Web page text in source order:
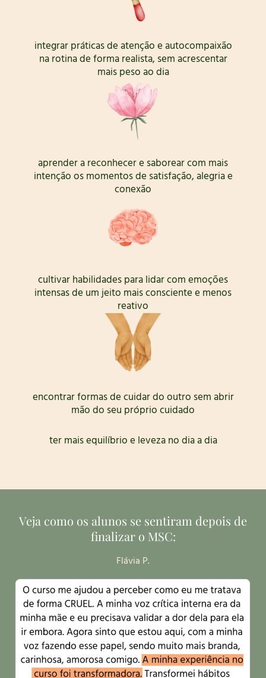
integrar práticas de atenção e autocompaixão
na rotina de forma realista, sem acrescentar
mais peso ao dia
aprender a reconhecer e saborear com mais
intenção os momentos de satisfação, alegria e
conexão
cultivar habilidades para lidar com emoções
intensas de um jeito mais consciente e menos
reativo
encontrar formas de cuidar do outro sem abrir
mão do seu próprio cuidado
ter mais equilíbrio e leveza no dia a dia
Veja como os alunos se sentiram depois de
finalizar o MSC:
Flávia P.